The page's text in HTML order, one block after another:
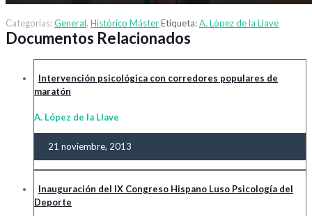
Categorías:General, Histórico MásterEtiqueta:A. López de la Llave
Documentos Relacionados
Intervención psicológica con corredores populares de
maratón
A. López de la Llave
21 noviembre, 2013
Inauguración del IX Congreso Hispano Luso Psicología del
Deporte